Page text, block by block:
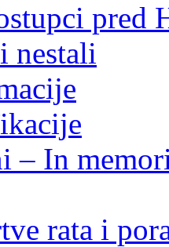
pred
nestali
– In
rata i